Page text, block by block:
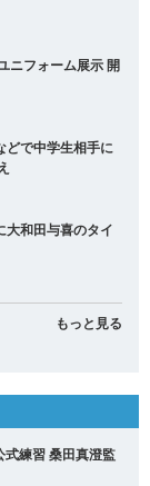
ニフォーム展示 開
どで中学生相手に
大和田与喜のタイ
もっと見る
式練習 桑田真澄監